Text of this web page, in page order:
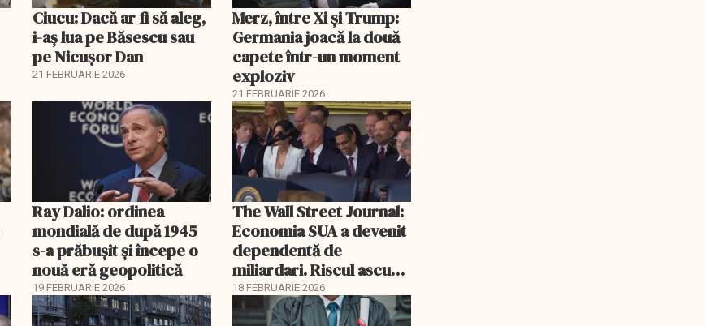
Ciucu: Dacă ar fi să aleg,
i-aș lua pe Băsescu sau
pe Nicușor Dan
21 FEBRUARIE 2026
Merz, între Xi și Trump:
Germania joacă la două
capete într-un moment
exploziv
21 FEBRUARIE 2026
Ray Dalio: ordinea
mondială de după 1945
s-a prăbușit și începe o
nouă eră geopolitică
19 FEBRUARIE 2026
The Wall Street Journal:
Economia SUA a devenit
dependentă de
miliardari. Riscul ascuns
pentru burse și consum
18 FEBRUARIE 2026